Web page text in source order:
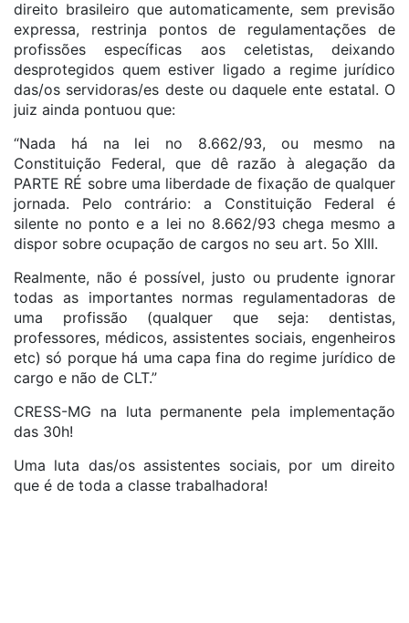
direito brasileiro que automaticamente, sem previsão
expressa, restrinja pontos de regulamentações de
profissões específicas aos celetistas, deixando
desprotegidos quem estiver ligado a regime jurídico
das/os servidoras/es deste ou daquele ente estatal. O
juiz ainda pontuou que:
“Nada há na lei no 8.662/93, ou mesmo na
Constituição Federal, que dê razão à alegação da
PARTE RÉ sobre uma liberdade de fixação de qualquer
jornada. Pelo contrário: a Constituição Federal é
silente no ponto e a lei no 8.662/93 chega mesmo a
dispor sobre ocupação de cargos no seu art. 5o XIII.
Realmente, não é possível, justo ou prudente ignorar
todas as importantes normas regulamentadoras de
uma profissão (qualquer que seja: dentistas,
professores, médicos, assistentes sociais, engenheiros
etc) só porque há uma capa fina do regime jurídico de
cargo e não de CLT.”
CRESS-MG na luta permanente pela implementação
das 30h!
Uma luta das/os assistentes sociais, por um direito
que é de toda a classe trabalhadora!